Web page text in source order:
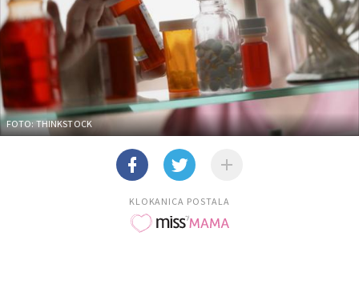
FOTO: THINKSTOCK
KLOKANICA POSTALA